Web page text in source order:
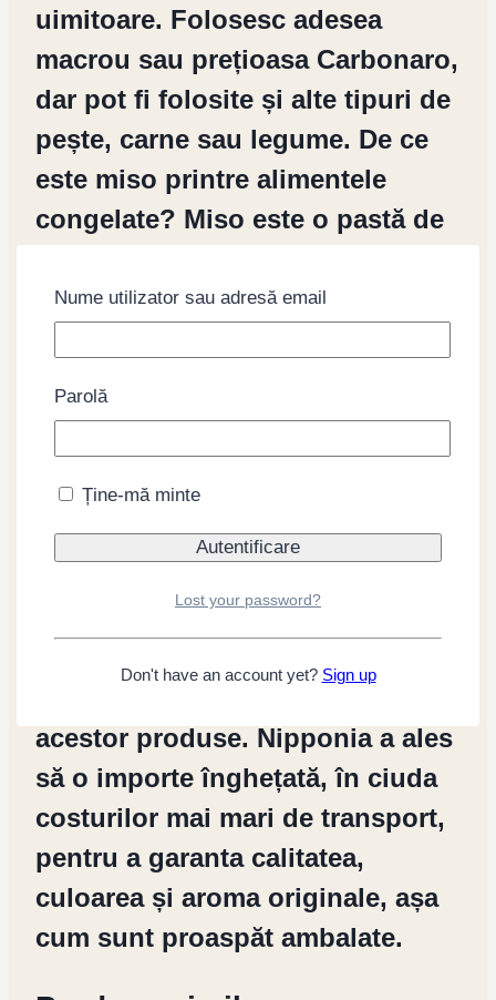
uimitoare. Folosesc adesea
macrou sau prețioasa Carbonaro,
dar pot fi folosite și alte tipuri de
pește, carne sau legume. De ce
este miso printre alimentele
congelate? Miso este o pastă de
sarea este conservantul natural
miso este fotosensibil și sensibil
la căldură, astfel încât
temperaturile ridicate și lumina
directă tind să-l întunece.
din Japonia în Italia, prin tropice
acestor produse. Nipponia a ales
să o importe înghețată, în ciuda
costurilor mai mari de transport,
pentru a garanta calitatea,
culoarea și aroma originale, așa
cum sunt proaspăt ambalate.
Nume utilizator sau adresă email
Parolă
Ține-mă minte
Lost your password?
Don't have an account yet? Sign up